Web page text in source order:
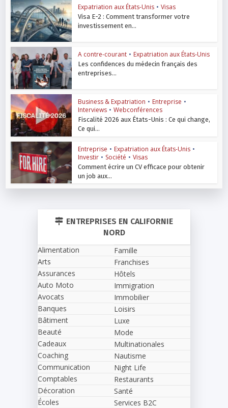
Expatriation aux États-Unis • Visas
Visa E-2 : Comment transformer votre
investissement en...
A contre-courant • Expatriation aux États-Unis
Les confidences du médecin français des
entreprises...
Business & Expatriation • Entreprise •
Interviews • Webconférences
Fiscalité 2026 aux États-Unis : Ce qui change,
Ce qui...
Entreprise • Expatriation aux États-Unis •
Investir • Société • Visas
Comment écrire un CV efficace pour obtenir
un job aux...
ENTREPRISES EN CALIFORNIE
NORD
Alimentation
Arts
Assurances
Auto Moto
Avocats
Banques
Bâtiment
Beauté
Cadeaux
Coaching
Communication
Comptables
Décoration
Écoles
Famille
Franchises
Hôtels
Immigration
Immobilier
Loisirs
Luxe
Mode
Multinationales
Nautisme
Night Life
Restaurants
Santé
Services B2C